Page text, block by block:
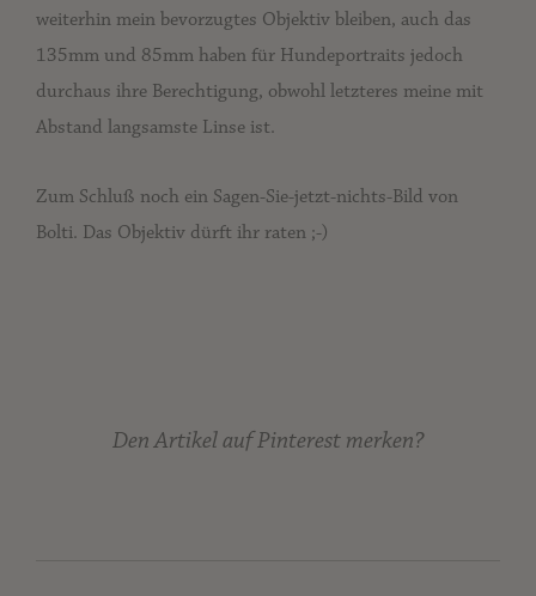
weiterhin mein bevorzugtes Objektiv bleiben, auch das
135mm und 85mm haben für Hundeportraits jedoch
durchaus ihre Berechtigung, obwohl letzteres meine mit
Abstand langsamste Linse ist.
Zum Schluß noch ein Sagen-Sie-jetzt-nichts-Bild von
Bolti. Das Objektiv dürft ihr raten ;-)
Den Artikel auf Pinterest merken?